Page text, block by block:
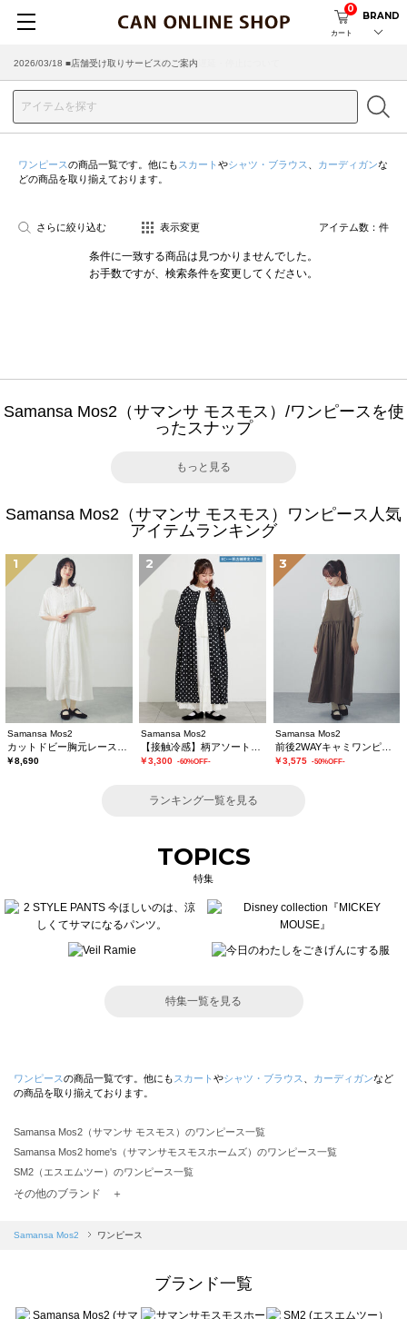
カート
0
BRAND
2026/03/18 ■店舗受け取りサービスのご案内
ワンピースの商品一覧です。他にも スカート やシャツ・ブラウス カーディガンな
どの商品を取り揃えております。
さらに絞り込む 表示変更 アイテム数： 件
条件に一致する商品は見つかりませんでした。
お手数ですが、検索条件を変更してください。
Samansa Mos2（サマンサ モスモス）/ワンピースを使
ったスナップ
もっと見る
Samansa Mos2（サマンサ モスモス）ワンピース人気
アイテムランキング
1
Samansa Mos2
￥8,690
2
Samansa Mos2
￥3,300 -60%OFF-
3
Samansa Mos2
前後2WAYキャミワンピース
￥3,575 -50%OFF-
ランキング一覧を見る
TOPICS
特集
特集一覧を見る
ワンピースの商品一覧です。他にも スカート やシャツ・ブラウス カーディガンなど
の商品を取り揃えております。
Samansa Mos2（サマンサ モスモス）のワンピース一覧
Samansa Mos2 home's（サマンサモスモスホームズ）のワンピース一覧
SM2（エスエムツー）のワンピース一覧
TSUHARU by Samansa Mos2（ツハルバイサマンサモスモス）のワンピース一覧
Samansa Mos2 blue（サマンサモスモス ブルー）のワンピース一覧
sō4ū（ソウフォーユー）のワンピース一覧
Te chichi（テチチ）のワンピース一覧
その他のブランド ＋
Samansa Mos2 ワンピース
ブランド一覧